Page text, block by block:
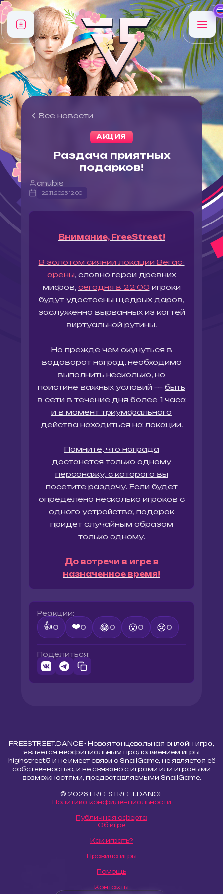
Все новости
АКЦИЯ
Раздача приятных
подарков!
anubis
22.11.2025 12:00
Внимание, FreeStreet!
В золотом сиянии локации Вегас-
арены, словно герои древних
мифов, сегодня в 22:00 игроки
будут удостоены щедрых даров,
заслуженно вырванных из когтей
виртуальной рутины.
Но прежде чем окунуться в
водоворот наград, необходимо
выполнить несколько, но
поистине важных условий — быть
в сети в течение дня более 1 часа
и в момент триумфального
действа находиться на локации.
Помните, что награда
достанется только одному
персонажу, с которого вы
посетите раздачу. Если будет
определено несколько игроков с
одного устройства, подарок
придет случайным образом
только одному.
До встречи в игре в
назначенное время!
Реакции:
👍0 ❤️0 😂0 😮0 😢0
Поделиться:
FREESTREET.DANCE - Новая танцевальная онлайн игра,
является неофициальным продолжением игры
highstreet5 и не имеет связи с SnailGame, не является её
собственностью, и не связано с играми или игровыми
возможностями, предоставляемыми SnailGame.
© 2026 FREESTREET.DANCE
Политика конфиденциальности
Публичная оферта
Об игре
Как играть?
Правила игры
Помощь
Контакты